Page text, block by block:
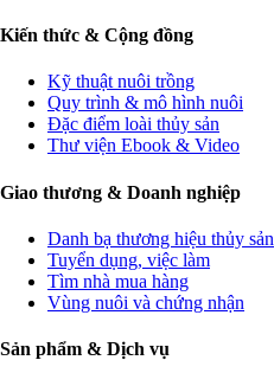
Kiến thức & Cộng đồng
Kỹ thuật nuôi trồng
Quy trình & mô hình nuôi
Đặc điểm loài thủy sản
Thư viện Ebook & Video
Giao thương & Doanh nghiệp
Danh bạ thương hiệu thủy sản
Tuyển dụng, việc làm
Tìm nhà mua hàng
Vùng nuôi và chứng nhận
Sản phẩm & Dịch vụ